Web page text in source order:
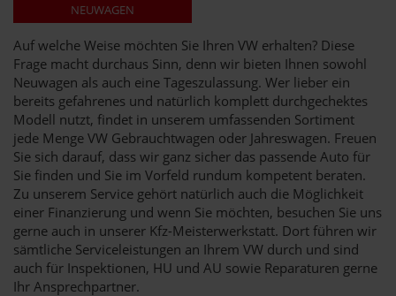
NEUWAGEN
Auf welche Weise möchten Sie Ihren VW erhalten? Diese
Frage macht durchaus Sinn, denn wir bieten Ihnen sowohl
Neuwagen als auch eine Tageszulassung. Wer lieber ein
bereits gefahrenes und natürlich komplett durchgechektes
Modell nutzt, findet in unserem umfassenden Sortiment
jede Menge VW Gebrauchtwagen oder Jahreswagen. Freuen
Sie sich darauf, dass wir ganz sicher das passende Auto für
Sie finden und Sie im Vorfeld rundum kompetent beraten.
Zu unserem Service gehört natürlich auch die Möglichkeit
einer Finanzierung und wenn Sie möchten, besuchen Sie uns
gerne auch in unserer Kfz-Meisterwerkstatt. Dort führen wir
sämtliche Serviceleistungen an Ihrem VW durch und sind
auch für Inspektionen, HU und AU sowie Reparaturen gerne
Ihr Ansprechpartner.